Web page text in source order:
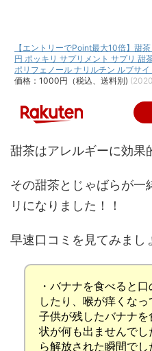
【エントリーでPoint最大10倍】甜
円 ポッキリ サプリメント サプリ 甜
ポリフェノール ナリルチン ルブサイ
価格：1000円（税込、送料別)
甜茶はアレルギーに効果
その甜茶とじゃばらが一
リになりました！！
早速口コミを見てみまし
・バナナを食べると 口
したり、 喉が痒く なっ
子供が残したバナナを
状が何も出ませんでし
ら解放された瞬間でし